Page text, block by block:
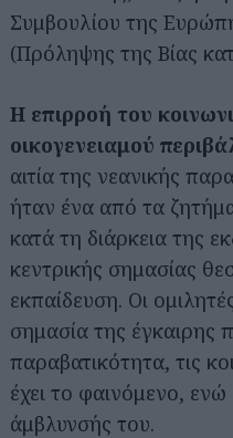
Συμβουλίου της
(Πρόληψης της Βίας
Η επιρροή του
οικογενειαμού
αιτία της νεανικής
ήταν ένα από τα
κατά τη διάρκεια της
κεντρικής σημασίας
εκπαίδευση. Οι
σημασία της έγκαιρης
παραβατικότητα, τις
έχει το φαινόμενο,
άμβλυνσής του.